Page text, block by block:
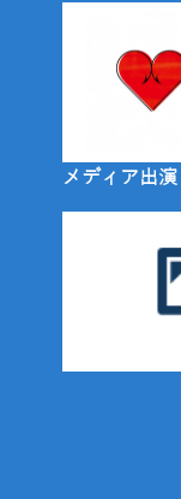
メディア出演